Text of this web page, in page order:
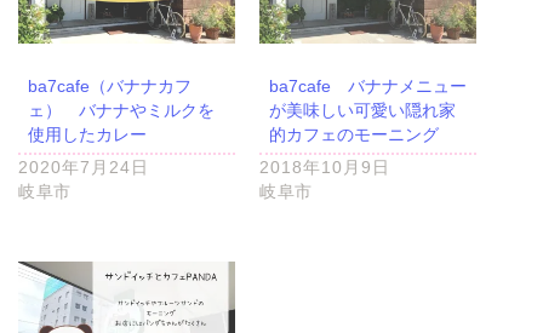
ba7cafe（バナナカフ
ェ） バナナやミルクを
使用したカレー
2020年7月24日
岐阜市
ba7cafe バナナメニュー
が美味しい可愛い隠れ家
的カフェのモーニング
2018年10月9日
岐阜市